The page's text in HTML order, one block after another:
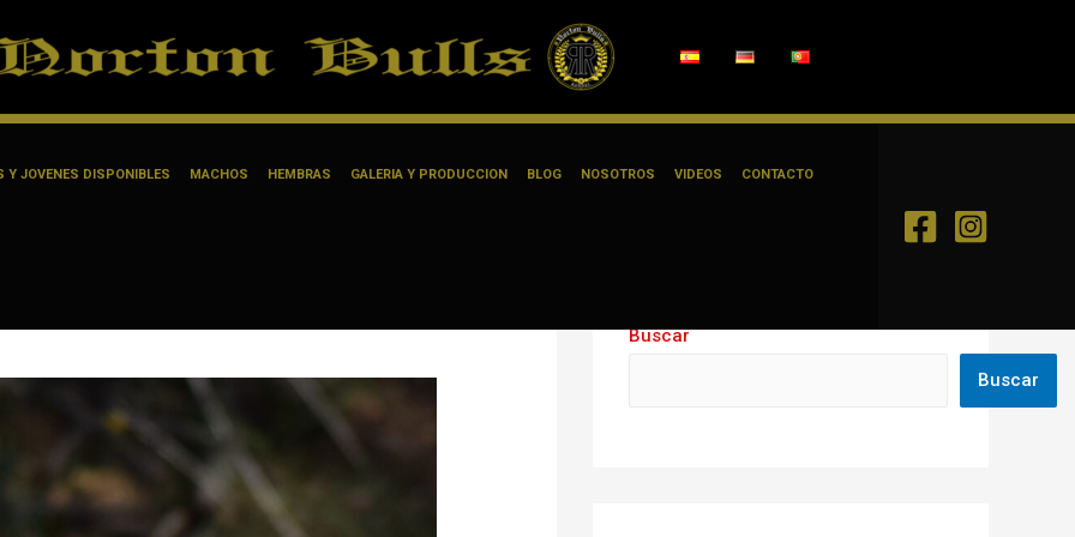
Y JOVENES DISPONIBLES MACHOS HEMBRAS GALERIA Y PRODUCCION BLOG NOSOTROS VIDEOS CONTACTO
Buscar
Buscar